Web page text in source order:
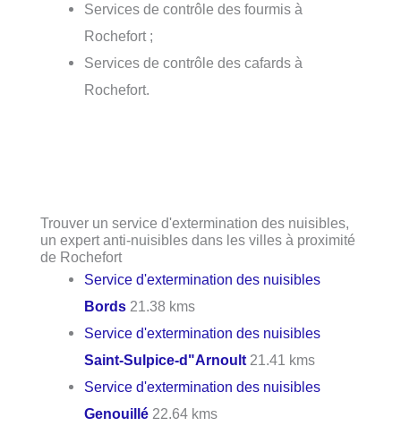
Services de contrôle des fourmis à
Rochefort ;
Services de contrôle des cafards à
Rochefort.
Trouver un service d'extermination des nuisibles,
un expert anti-nuisibles dans les villes à proximité
de Rochefort
Service d'extermination des nuisibles
Bords 21.38 kms
Service d'extermination des nuisibles
Saint-Sulpice-d"Arnoult 21.41 kms
Service d'extermination des nuisibles
Genouillé 22.64 kms